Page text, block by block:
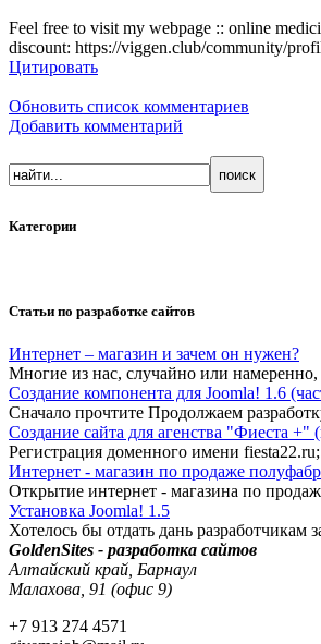
Feel free to visit my webpage :: online
discount: https://viggen.club/community/
Цитировать
Обновить список комментариев
Добавить комментарий
Категории
Статьи по разработке сайтов
Интернет – магазин и зачем он нужен?
Многие из нас, случайно или
Создание компонента для Joomla! 1.6
Сначало прочтите Продолжаем
Создание сайта для агенства "Фиеста +"
Регистрация доменного имени
Интернет - магазин по продаже
Открытие интернет - магазина по
Установка Joomla! 1.5
Хотелось бы отдать дань разработчикам
GoldenSites - разработка сайтов
Алтайский край, Барнаул
Малахова, 91 (офис 9)
+7 913 274 4571